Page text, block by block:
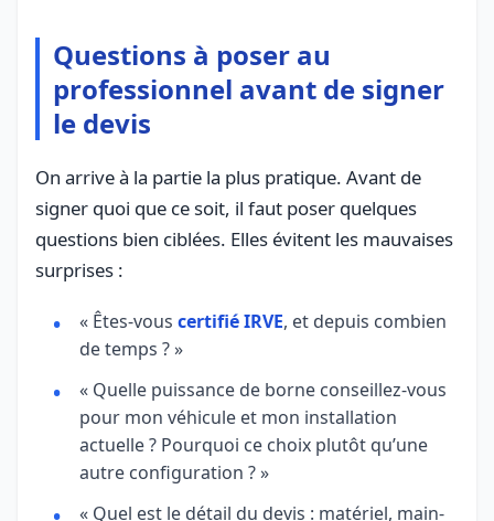
Questions à poser au
professionnel avant de signer
le devis
On arrive à la partie la plus pratique. Avant de
signer quoi que ce soit, il faut poser quelques
questions bien ciblées. Elles évitent les mauvaises
surprises :
« Êtes-vous certifié IRVE, et depuis combien
de temps ? »
« Quelle puissance de borne conseillez-vous
pour mon véhicule et mon installation
actuelle ? Pourquoi ce choix plutôt qu’une
autre configuration ? »
« Quel est le détail du devis : matériel, main-